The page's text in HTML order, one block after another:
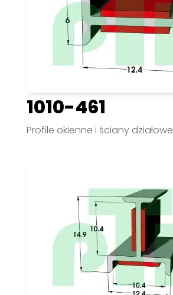
1010-461
Profile okienne i ściany działowe